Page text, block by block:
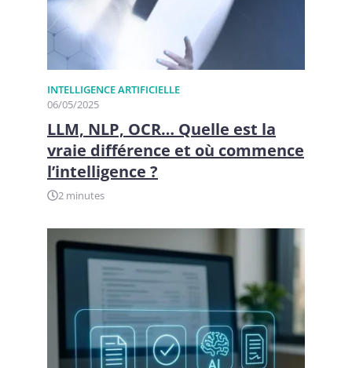
INTELLIGENCE ARTIFICIELLE
06/05/2025
LLM, NLP, OCR… Quelle est la
vraie différence et où commence
l’intelligence ?
2 minutes